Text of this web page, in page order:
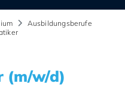
Ausbildungsberufe
(m/w/d)